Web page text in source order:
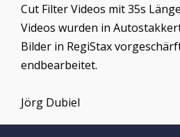
Cut Filter Videos mit 35s
Videos wurden in
Bilder in RegiStax
endbearbeitet.
Jörg Dubiel